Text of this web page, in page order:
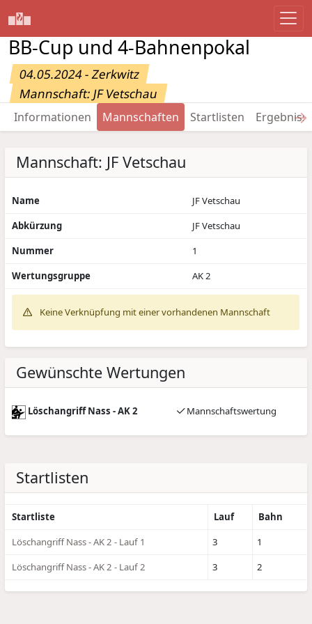
BB-Cup und 4-Bahnenpokal
04.05.2024 - Zerkwitz
Mannschaft: JF Vetschau
Informationen Mannschaften Startlisten →
Mannschaft: JF Vetschau
Name
JF Vetschau
Abkürzung
JF Vetschau
Nummer
1
Wertungsgruppe
AK 2
Keine Verknüpfung mit einer vorhandenen Mannschaft
Gewünschte Wertungen
Löschangriff Nass - AK 2 Mannschaftswertung
Startlisten
Startliste Lauf
Bahn
Löschangriff Nass - AK 2 - Lauf 1
3
1
Löschangriff Nass - AK 2 - Lauf 2
3 2